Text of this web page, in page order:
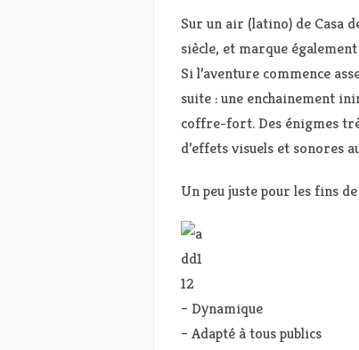
Sur un air (latino) de Casa
siècle, et marque
Si l’aventure commence
suite : une enchainement
coffre-fort. Des énigmes
d’effets visuels et sonores
Un peu juste pour les fins
– Dynamique
– Adapté à tous publics